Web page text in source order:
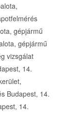
gépjármű
gépjármű
vizsgálat
14.
Budapest, 14.
14.